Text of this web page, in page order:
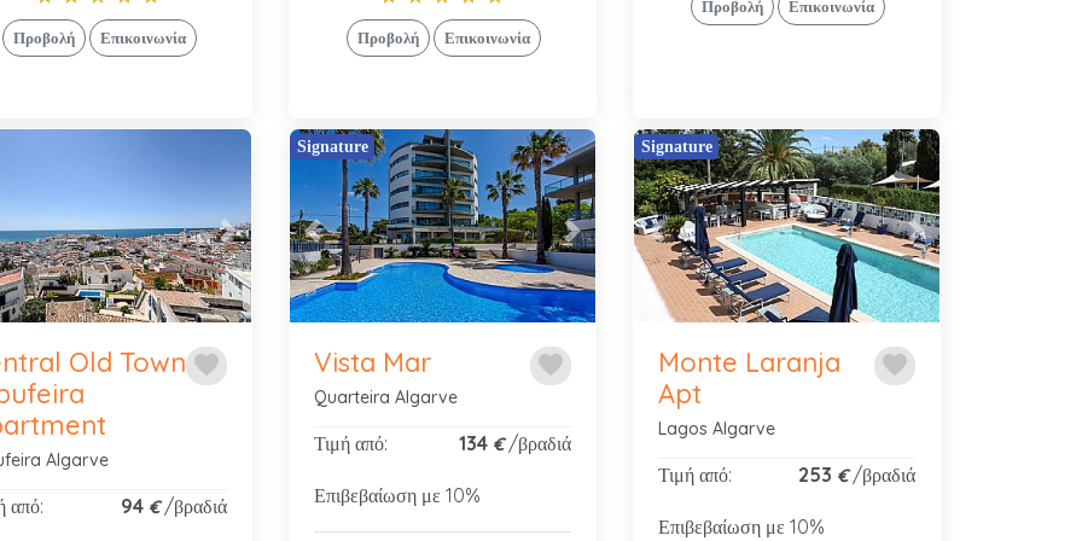
Προβολή Επικοινωνία Προβολή Επικοινωνία
Προβολή Επικοινωνία
Next
favorite
Old Town
Algarve
από: 94 €/βραδιά
Signature
Previous Next
favorite
Vista Mar
Quarteira Algarve
Τιμή από: 134 €/βραδιά
Επιβεβαίωση με 10%
Signature
Previous Next
favorite
Monte Laranja
Apt
Lagos Algarve
Τιμή από: 253 €/βραδιά
Επιβεβαίωση με 10%